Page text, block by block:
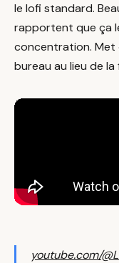
le lofi standard.
rapportent que ça
concentration. Met
bureau au lieu de
youtube.com/